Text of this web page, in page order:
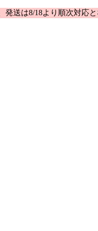
送は8/18より順次対応と